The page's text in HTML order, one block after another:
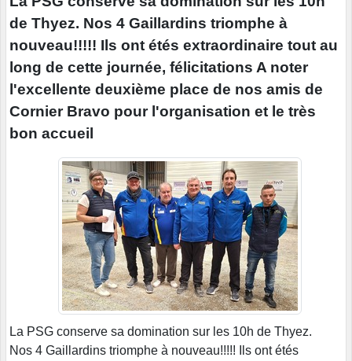
de Thyez. Nos 4 Gaillardins triomphe à
nouveau!!!!! Ils ont étés extraordinaire tout au
long de cette journée, félicitations A noter
l'excellente deuxième place de nos amis de
Cornier Bravo pour l'organisation et le très
bon accueil
La PSG conserve sa domination sur les 10h de Thyez.
Nos 4 Gaillardins triomphe à nouveau!!!!! Ils ont étés